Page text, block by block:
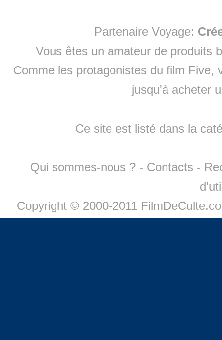
Partenaire Voyage:
Vous êtes un amateur de produits
Comme les protagonistes du film Five,
jusqu'à acheter
Ce site est listé dans la
Qui sommes-nous ? - Contacts -
Copyright © 2000-2011